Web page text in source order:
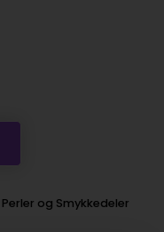
Perler og Smykkedeler